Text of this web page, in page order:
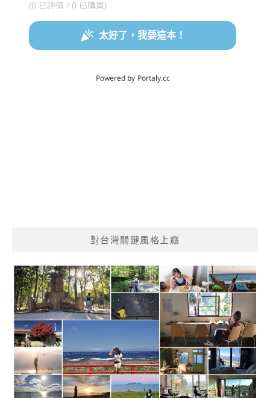
對台灣關鍵風格上癮